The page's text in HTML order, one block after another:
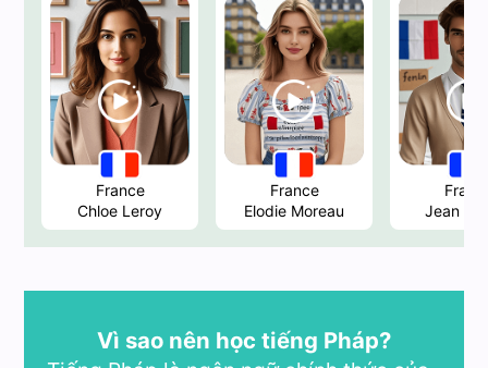
France
Chloe Leroy
France
Elodie Moreau
Jean
Vì sao nên học tiếng Pháp?